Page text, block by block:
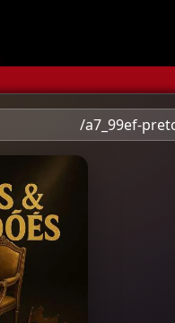
de
/a7_99ef-